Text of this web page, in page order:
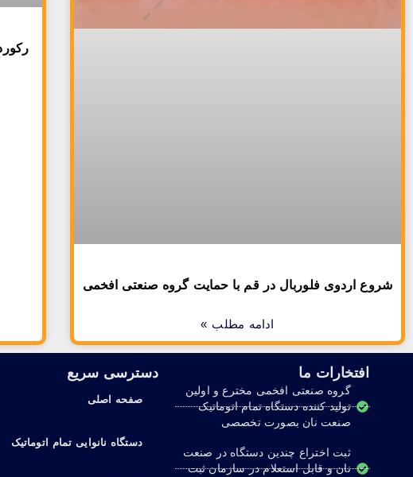
شروع اردوی فلوربال در قم با حمایت گروه صنعتی افخمی
ادامه مطلب »
افتخارات ما
گروه صنعتی افخمی مخترع و اولین
تولید کننده دستگاه تمام اتوماتیک
صنعت نان بصورت تخصصی
ثبت اختراع چندین دستگاه در صنعت
نان و قابل استعلام در سازمان ثبت
دسترسی سریع
صفحه اصلی
دستگاه نانوایی تمام اتوماتیک